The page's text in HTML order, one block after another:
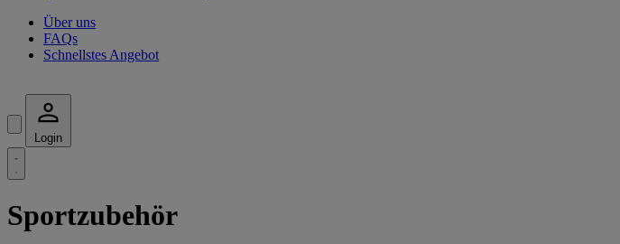
Über uns
FAQs
Schnellstes Angebot
Login
Sportzubehör